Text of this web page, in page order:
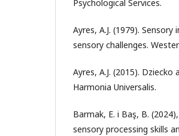
Psychological Services.
Ayres, A.J. (1979).
sensory challenges.
Ayres, A.J. (2015). Dziecko
Harmonia Universalis.
Barmak, E. i Baş, B.
sensory processing skills